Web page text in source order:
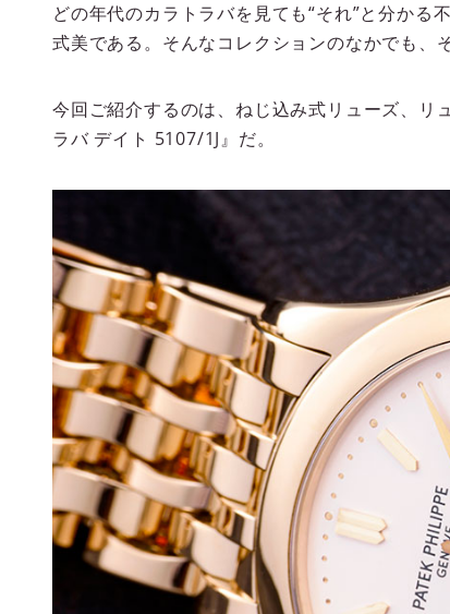
どの年代のカラトラバを見ても“それ”と分か
式美である。そんなコレクションのなかでも、
今回ご紹介するのは、ねじ込み式リューズ、リ
ラバ デイト 5107/1J』だ。